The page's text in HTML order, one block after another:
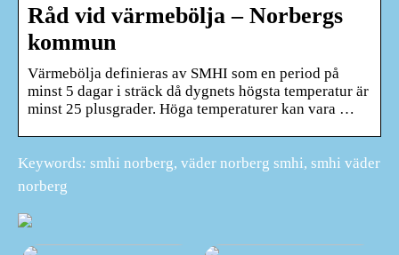
Råd vid värmebölja – Norbergs
kommun
Värmebölja definieras av SMHI som en period på
minst 5 dagar i sträck då dygnets högsta temperatur är
minst 25 plusgrader. Höga temperaturer kan vara …
Keywords: smhi norberg, väder norberg smhi, smhi väder
norberg